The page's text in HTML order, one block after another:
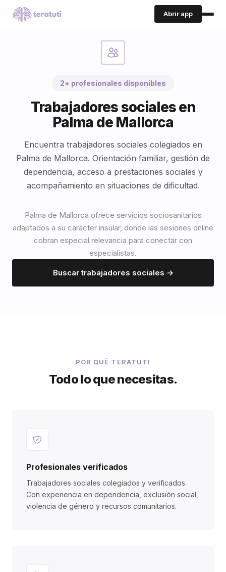
Abrir app
2+ profesionales disponibles
Trabajadores sociales en
Palma de Mallorca
Encuentra trabajadores sociales colegiados en
Palma de Mallorca. Orientación familiar, gestión de
dependencia, acceso a prestaciones sociales y
acompañamiento en situaciones de dificultad.
Palma de Mallorca ofrece servicios sociosanitarios
adaptados a su carácter insular, donde las sesiones online
cobran especial relevancia para conectar con
especialistas.
Buscar trabajadores sociales →
POR QUÉ TERATUTI
Todo lo que necesitas.
Profesionales verificados
Trabajadores sociales colegiados y verificados.
Con experiencia en dependencia, exclusión social,
violencia de género y recursos comunitarios.